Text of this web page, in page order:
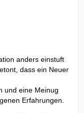
anders einstuft
dass ein Neuer
und eine Meinug
Erfahrungen.